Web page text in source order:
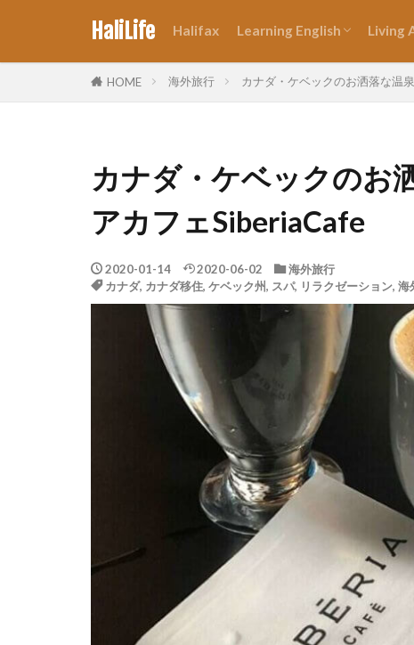
HaliLife Halifax Learning English Living
HOME 海外旅行 カナダ・ケベックのお洒落な
カナダ・ケベックのお
アカフェSiberiaCafe
2020-01-14 2020-06-02
海外旅行
カナダ, カナダ移住, ケベック州, スパ, リラクゼーション, 海